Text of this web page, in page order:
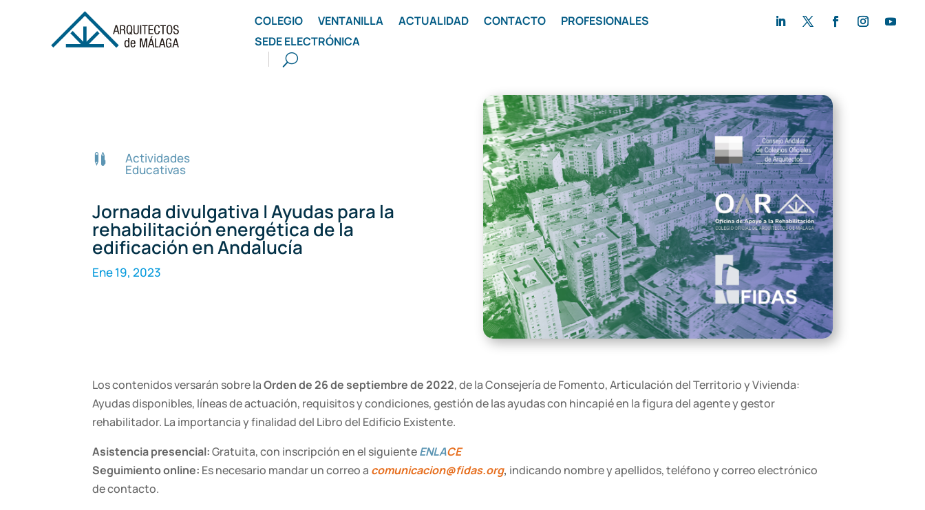
COLEGIO VENTANILLA ACTUALIDAD CONTACTO
PROFESIONALES
SEDE ELECTRÓNICA
 Actividades
Educativas
Jornada divulgativa | Ayudas para la
rehabilitación energética de la
edificación en Andalucía
Ene 19, 2023
Los contenidos versarán sobre laOrden de 26 de septiembre de 2022, de la Consejería de Fomento, Articulación del Territorio y Vivienda:
Ayudas disponibles, líneas de actuación, requisitos y condiciones, gestión de las ayudas con hincapié en la figura del agente y gestor
rehabilitador. La importancia y finalidad del Libro del Edificio Existente.
Asistencia presencial:Gratuita, con inscripción en el siguienteENLACE
Seguimiento online: Es necesario mandar un correo a comunicacion@fidas.org, indicando nombre y apellidos, teléfono y correo electrónico
de contacto.